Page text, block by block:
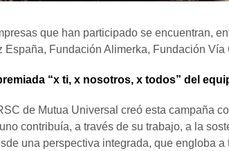
que han participado se encuentran,
España, Fundación Alimerka, Fundación
“x ti, x nosotros, x todos” del
de Mutua Universal creó esta campaña
contribuía, a través de su trabajo, a la
una perspectiva integrada, que engloba